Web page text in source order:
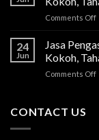
Comments Off
24
Jun
Jasa
Kokoh,
Comments Off
CONTACT US